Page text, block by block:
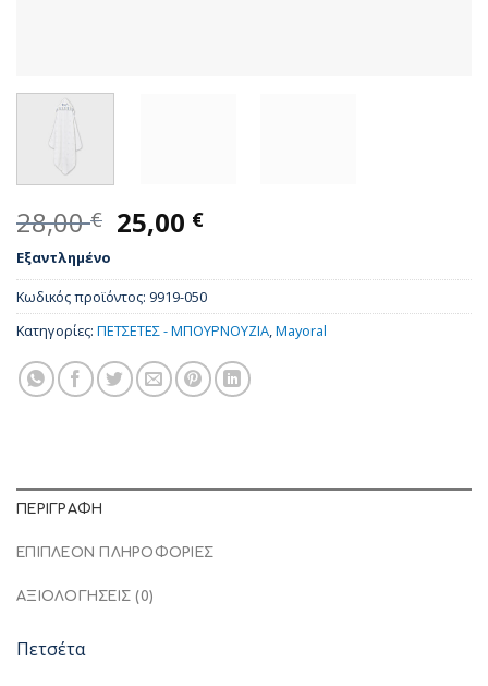
28,00€ Original
price
was:
28,00 €.
25,00 €Η
τιμή
είναι:
25,00 €.
Εξαντλημένο
Κωδικός προϊόντος: 9919-050
Κατηγορίες: ΠΕΤΣΕΤΕΣ - ΜΠΟΥΡΝΟΥΖΙΑ,Mayoral
ΠΕΡΙΓΡΑΦΉ
ΕΠΙΠΛΈΟΝ ΠΛΗΡΟΦΟΡΊΕΣ
ΑΞΙΟΛΟΓΉΣΕΙΣ (0)
Πετσέτα